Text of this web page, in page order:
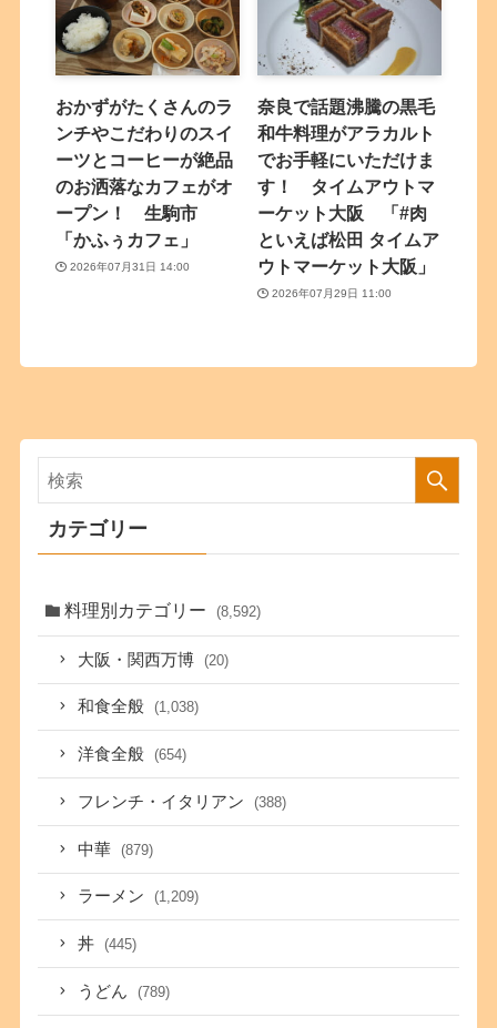
おかずがたくさんのラ
ンチやこだわりのスイ
ーツとコーヒーが絶品
のお洒落なカフェがオ
ープン！ 生駒市
「かふぅカフェ」
2026年07月31日 14:00
奈良で話題沸騰の黒毛
和牛料理がアラカルト
でお手軽にいただけま
す！ タイムアウトマ
ーケット大阪 「#肉
といえば松田 タイムア
ウトマーケット大阪」
2026年07月29日 11:00
カテゴリー
料理別カテゴリー (8,592)
大阪・関西万博 (20)
和食全般 (1,038)
洋食全般 (654)
フレンチ・イタリアン (388)
中華 (879)
ラーメン (1,209)
丼 (445)
うどん (789)